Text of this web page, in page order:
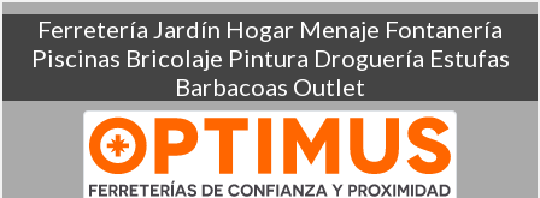
Ferretería Jardín Hogar Menaje Fontanería
Piscinas Bricolaje Pintura Droguería Estufas
Barbacoas Outlet